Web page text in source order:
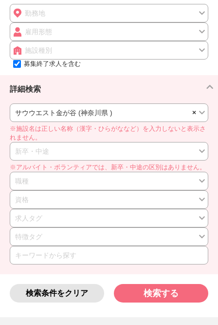
勤務地
雇用形態
施設種別
募集終了求人を含む
詳細検索
×
サウウエスト金が谷 (神奈川県 )
※施設名は正しい名称（漢字・ひらがななど）を入力しないと表示さ
れません。
新卒・中途
※アルバイト・ボランティアでは、新卒・中途の区別はありません。
職種
資格
求人タグ
特徴タグ
検索条件をクリア 検索する